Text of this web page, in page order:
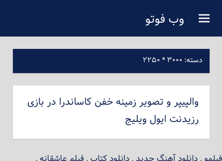
محتوای
اصلی
وب فوتو
دسته: ۳۰۰۰ * ۲۲۵۰
والپیپر و تصویر زمینه خفن کاساندرا در بازی
رزیدنت ایول ویلیج